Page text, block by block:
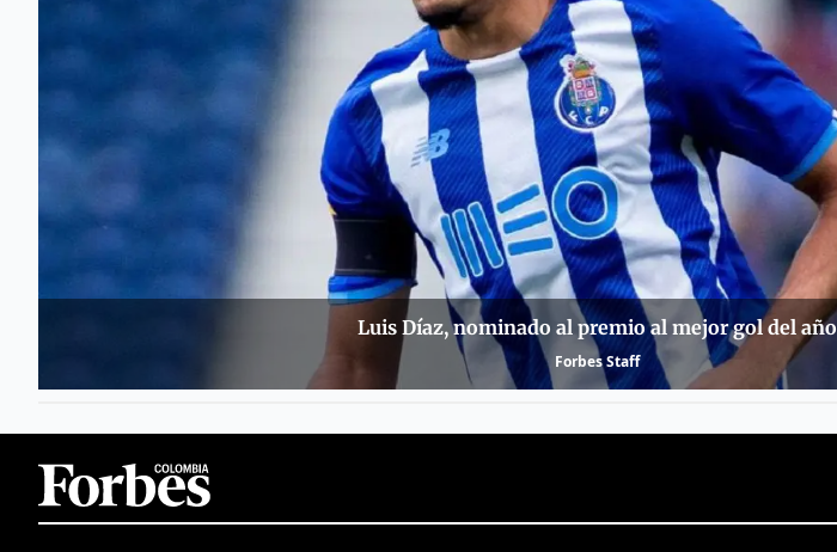
Luis Díaz, nominado al premio al mejor gol del año
Forbes Staff